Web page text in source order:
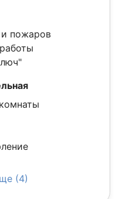
и пожаров
(4)